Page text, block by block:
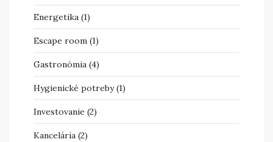
Energetika (1)
Escape room (1)
Gastronómia (4)
Hygienické potreby(1)
Investovanie (2)
Kancelária (2)